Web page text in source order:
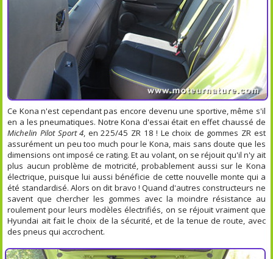
Ce Kona n'est cependant pas encore devenu une sportive, même s'il
en a les pneumatiques. Notre Kona d'essai était en effet chaussé de
Michelin Pilot Sport 4, en 225/45 ZR 18 ! Le choix de gommes ZR est
assurément un peu too much pour le Kona, mais sans doute que les
dimensions ont imposé ce rating. Et au volant, on se réjouit qu'il n'y ait
plus aucun problème de motricité, probablement aussi sur le Kona
électrique, puisque lui aussi bénéficie de cette nouvelle monte qui a
été standardisé. Alors on dit bravo ! Quand d'autres constructeurs ne
savent que chercher les gommes avec la moindre résistance au
roulement pour leurs modèles électrifiés, on se réjouit vraiment que
Hyundai ait fait le choix de la sécurité, et de la tenue de route, avec
des pneus qui accrochent.